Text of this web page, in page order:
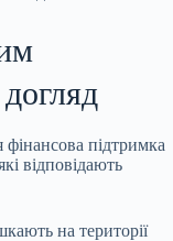
підтримка
відповідають
на території